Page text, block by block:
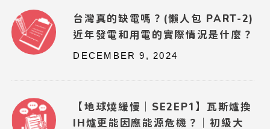
台灣真的缺電嗎？(懶人包 PART-2)
近年發電和用電的實際情況是什麼？
DECEMBER 9, 2024
【地球燒緩慢｜SE2EP1】瓦斯爐換
IH爐更能因應能源危機？｜初級大